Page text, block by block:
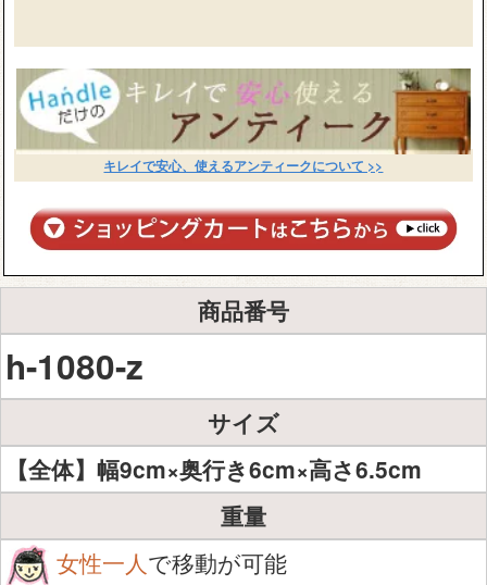
キレイで安心、使えるアンティークについて >>
商品番号
h-1080-z
サイズ
【全体】幅9cm×奥行き6cm×高さ6.5cm
重量
女性一人で移動が可能